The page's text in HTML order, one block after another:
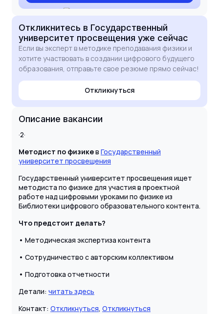
Откликнитесь в Государственный
университет просвещения уже сейчас
Если вы эксперт в методике преподавания физики и
хотите участвовать в создании цифрового будущего
образования, отправьте свое резюме прямо сейчас!
Откликнуться
Описание вакансии
·2·
Методист по физикев Государственный
университет просвещения
Государственный университет просвещения ищет
методиста по физике для участия в проектной
работе над цифровыми уроками по физике из
Библиотеки цифрового образовательного контента.
Что предстоит делать?
• Методическая экспертиза контента
• Сотрудничество с авторским коллективом
• Подготовка отчетности
Детали: читать здесь
Контакт: Откликнуться, Откликнуться